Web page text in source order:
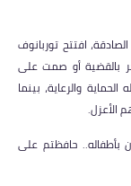
افتتح توربانوف
بالقضية أو صمت على
والرعاية، بينما
الأعزل.
بأطفاله.. حافظتم على